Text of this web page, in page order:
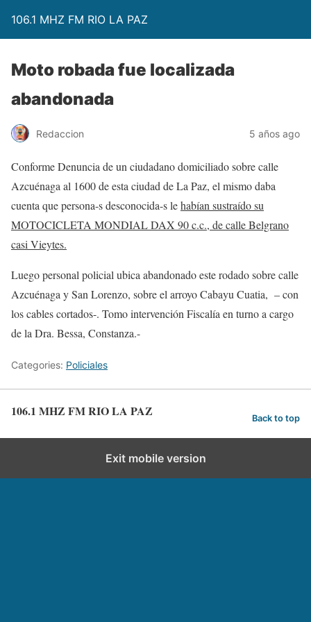
106.1 MHZ FM RIO LA PAZ
Moto robada fue localizada
abandonada
Redaccion 5 años ago
Conforme Denuncia de un ciudadano domiciliado sobre calle
Azcuénaga al 1600 de esta ciudad de La Paz, el mismo daba
cuenta que persona-s desconocida-s lehabían sustraído su
MOTOCICLETA MONDIAL DAX 90 c.c., de calle Belgrano
casi Vieytes.
Luego personal policial ubica abandonado este rodado sobre calle
Azcuénaga y San Lorenzo, sobre el arroyo Cabayu Cuatia, – con
los cables cortados-. Tomo intervención Fiscalía en turno a cargo
de la Dra. Bessa, Constanza.-
Categories: Policiales
106.1 MHZ FM RIO LA PAZ Back to top
Exit mobile version